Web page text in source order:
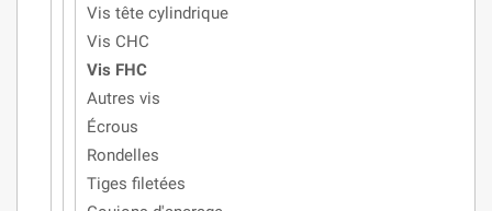
Vis tête cylindrique
Vis CHC
Vis FHC
Autres vis
Écrous
Rondelles
Tiges filetées